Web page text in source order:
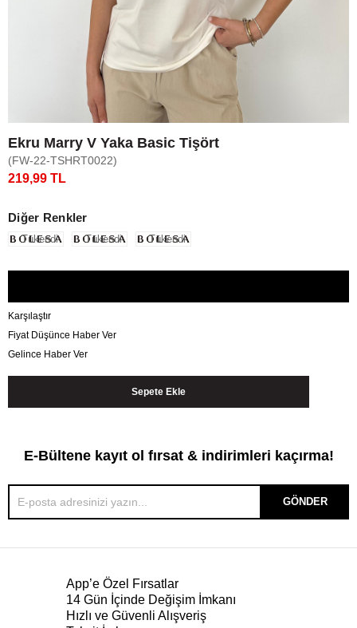
Ekru Marry V Yaka Basic Tişört
(FW-22-TSHRT0022)
219,99 TL
Diğer Renkler
Tükendi Tükendi Tükendi
Karşılaştır
Fiyat Düşünce Haber Ver
Gelince Haber Ver
E-Bültene kayıt ol fırsat & indirimleri kaçırma!
GÖNDER
App’e Özel Fırsatlar
14 Gün İçinde Değişim İmkanı
Hızlı ve Güvenli Alışveriş